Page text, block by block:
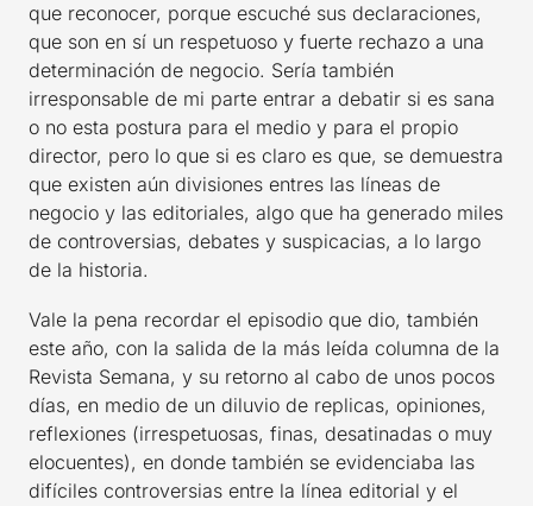
que reconocer, porque escuché sus declaraciones,
que son en sí un respetuoso y fuerte rechazo a una
determinación de negocio. Sería también
irresponsable de mi parte entrar a debatir si es sana
o no esta postura para el medio y para el propio
director, pero lo que si es claro es que, se demuestra
que existen aún divisiones entres las líneas de
negocio y las editoriales, algo que ha generado miles
de controversias, debates y suspicacias, a lo largo
de la historia.
Vale la pena recordar el episodio que dio, también
este año, con la salida de la más leída columna de la
Revista Semana, y su retorno al cabo de unos pocos
días, en medio de un diluvio de replicas, opiniones,
reflexiones (irrespetuosas, finas, desatinadas o muy
elocuentes), en donde también se evidenciaba las
difíciles controversias entre la línea editorial y el